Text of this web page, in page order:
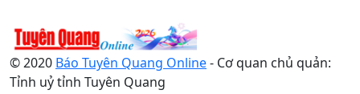
© 2020 Báo Tuyên Quang Online- Cơ quan chủ quản:
Tỉnh uỷ tỉnh Tuyên Quang